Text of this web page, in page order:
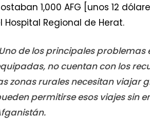
1,000 AFG [unos 12
Hospital Regional de Herat.
de los principales
no cuentan con los
zonas rurales necesitan viajar
permitirse esos viajes sin